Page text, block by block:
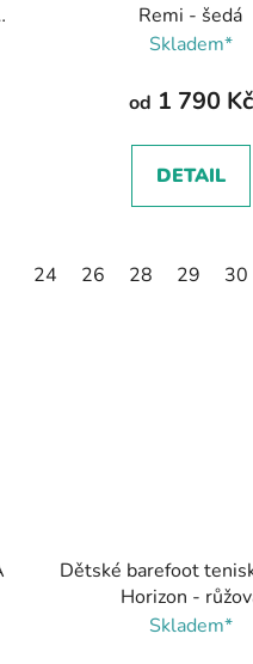
Remi - šedá
Skladem*
od 1 790 Kč
DETAIL
24 26 28 29 30
Dětské barefoot
Horizon -
Skladem*